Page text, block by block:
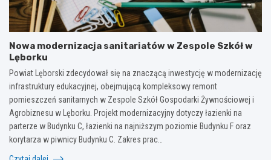
Nowa modernizacja sanitariatów w Zespole Szkół w
Lęborku
Powiat Lęborski zdecydował się na znaczącą inwestycję w modernizację
infrastruktury edukacyjnej, obejmującą kompleksowy remont
pomieszczeń sanitarnych w Zespole Szkół Gospodarki Żywnościowej i
Agrobiznesu w Lęborku. Projekt modernizacyjny dotyczy łazienki na
parterze w Budynku C, łazienki na najniższym poziomie Budynku F oraz
korytarza w piwnicy Budynku C. Zakres prac…